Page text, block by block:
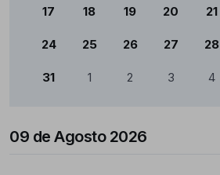
17 18 19 20 21
24 25 26 27 28
31 1 2 3 4
09 de Agosto 2026